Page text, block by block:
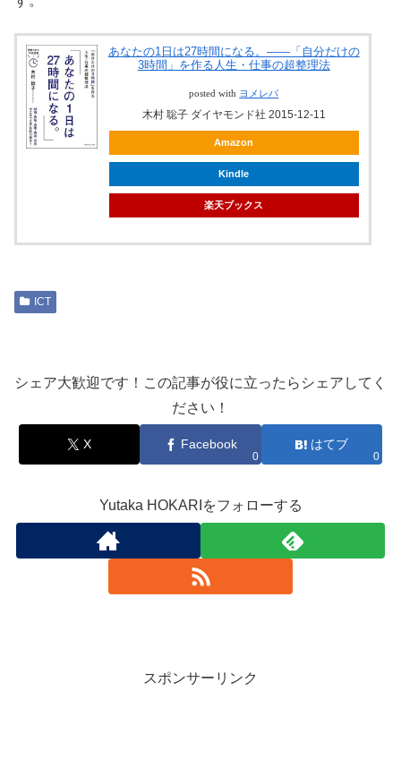
あなたの1日は27時間になる。――「自分だけの
3時間」を作る人生・仕事の超整理法
posted with ヨメレバ
木村 聡子 ダイヤモンド社 2015-12-11
Amazon
Kindle
楽天ブックス
ICT
シェア大歓迎です！この記事が役に立ったらシェアしてく
ださい！
X Facebook
0
はてブ
0
Yutaka HOKARIをフォローする
スポンサーリンク